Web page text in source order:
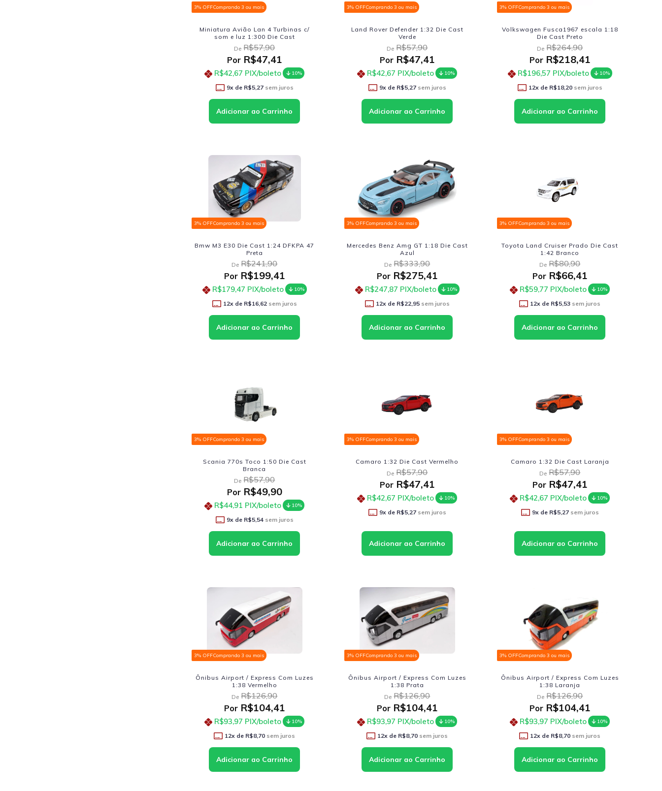
3% OFFComprando 3 ou mais
Miniatura Avião Lan 4 Turbinas c/
som e luz 1:300 Die Cast
De R$57,90
PorR$47,41
R$42,67 PIX/boleto 10%
9x de R$5,27sem juros
3% OFFComprando 3 ou mais
Land Rover Defender 1:32 Die Cast
Verde
De R$57,90
PorR$47,41
R$42,67 PIX/boleto 10%
9x de R$5,27sem juros
3% OFFComprando 3 ou mais
Volkswagen Fusca1967 escala 1:18
Die Cast Preto
De R$264,90
PorR$218,41
R$196,57 PIX/boleto 10%
12x de R$18,20sem juros
3% OFFComprando 3 ou mais
Bmw M3 E30 Die Cast 1:24 DFKPA 47
Preta
De R$241,90
PorR$199,41
R$179,47 PIX/boleto 10%
12x de R$16,62sem juros
3% OFFComprando 3 ou mais
Mercedes Benz Amg GT 1:18 Die Cast
Azul
De R$333,90
PorR$275,41
R$247,87 PIX/boleto 10%
12x de R$22,95sem juros
3% OFFComprando 3 ou mais
Toyota Land Cruiser Prado Die Cast
1:42 Branco
De R$80,90
PorR$66,41
R$59,77 PIX/boleto 10%
12x de R$5,53 sem juros
3% OFFComprando 3 ou mais
Scania 770s Toco 1:50 Die Cast
Branca
De R$57,90
PorR$49,90
R$44,91 PIX/boleto 10%
9x de R$5,54sem juros
3% OFFComprando 3 ou mais
Camaro 1:32 Die Cast Vermelho
De R$57,90
PorR$47,41
R$42,67 PIX/boleto 10%
9x de R$5,27sem juros
3% OFFComprando 3 ou mais
Camaro 1:32 Die Cast Laranja
De R$57,90
PorR$47,41
R$42,67 PIX/boleto 10%
9x de R$5,27sem juros
3% OFFComprando 3 ou mais
Ônibus Airport / Express Com Luzes
1:38 Vermelho
De R$126,90
PorR$104,41
R$93,97 PIX/boleto 10%
12x de R$8,70 sem juros
3% OFFComprando 3 ou mais
Ônibus Airport / Express Com Luzes
1:38 Prata
De R$126,90
PorR$104,41
R$93,97 PIX/boleto 10%
12x de R$8,70 sem juros
3% OFFComprando 3 ou mais
Ônibus Airport / Express Com Luzes
1:38 Laranja
De R$126,90
PorR$104,41
R$93,97 PIX/boleto 10%
12x de R$8,70 sem juros